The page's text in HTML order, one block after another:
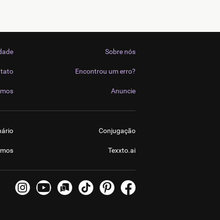
Sobre nós
Encontrou um erro?
Anuncie
Conjugação
Texxto.ai